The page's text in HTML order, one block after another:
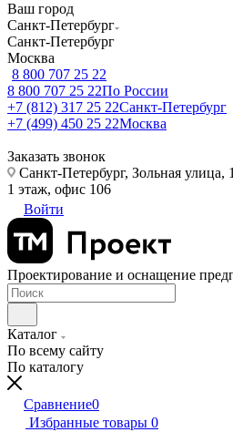
Ваш город
Санкт-Петербург
Санкт-Петербург
Москва
8 800 707 25 22
8 800 707 25 22По России
+7 (812) 317 25 22Санкт-Петербург
+7 (499) 450 25 22Москва
Заказать звонок
Санкт-Петербург, Зольная
1 этаж, офис 106
Войти
Проектирование и оснащение
Каталог
По всему сайту
По каталогу
Сравнение0
Избранные товары 0